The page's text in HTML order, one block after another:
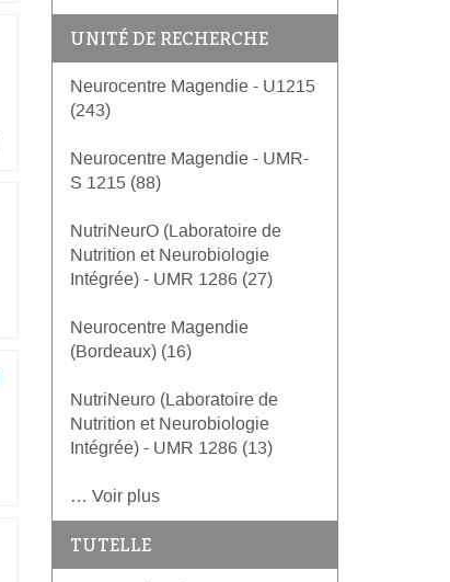
UNITÉ DE RECHERCHE
Neurocentre Magendie - U1215
(243)
Neurocentre Magendie - UMR-
S 1215 (88)
NutriNeurO (Laboratoire de
Nutrition et Neurobiologie
Intégrée) - UMR 1286 (27)
Neurocentre Magendie
(Bordeaux) (16)
NutriNeuro (Laboratoire de
Nutrition et Neurobiologie
Intégrée) - UMR 1286 (13)
… Voir plus
TUTELLE